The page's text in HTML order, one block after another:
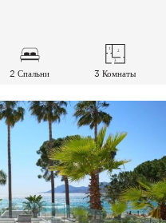
2 Спальни 3 Комнаты